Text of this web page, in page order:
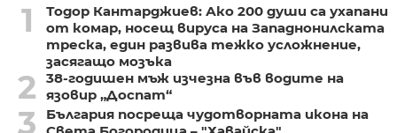
1
Тодор Кантарджиев: Ако 200 души са ухапани
от комар, носещ вируса на Западнонилската
треска, един развива тежко усложнение,
засягащо мозъка
2
38-годишен мъж изчезна във водите на
язовир „Доспат“
3
България посреща чудотворната икона на